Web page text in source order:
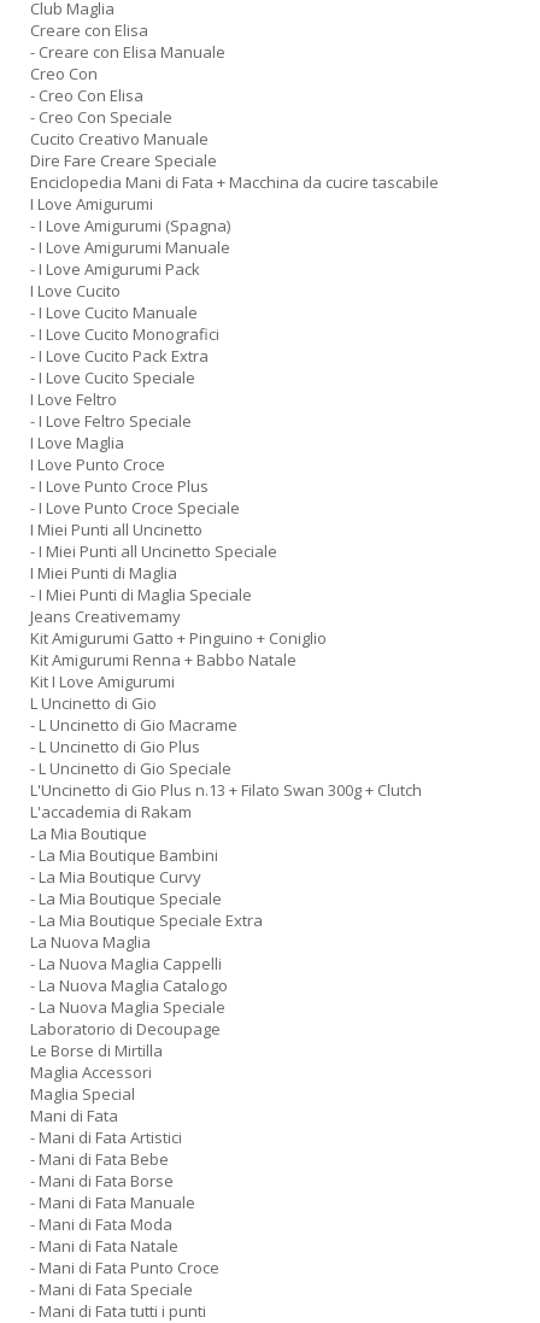
Club Maglia
Creare con Elisa
- Creare con Elisa Manuale
Creo Con
- Creo Con Elisa
- Creo Con Speciale
Cucito Creativo Manuale
Dire Fare Creare Speciale
Enciclopedia Mani di Fata + Macchina da cucire tascabile
I Love Amigurumi
- I Love Amigurumi (Spagna)
- I Love Amigurumi Manuale
- I Love Amigurumi Pack
I Love Cucito
- I Love Cucito Manuale
- I Love Cucito Monografici
- I Love Cucito Pack Extra
- I Love Cucito Speciale
I Love Feltro
- I Love Feltro Speciale
I Love Maglia
I Love Punto Croce
- I Love Punto Croce Plus
- I Love Punto Croce Speciale
I Miei Punti all Uncinetto
- I Miei Punti all Uncinetto Speciale
I Miei Punti di Maglia
- I Miei Punti di Maglia Speciale
Jeans Creativemamy
Kit Amigurumi Gatto + Pinguino + Coniglio
Kit Amigurumi Renna + Babbo Natale
Kit I Love Amigurumi
L Uncinetto di Gio
- L Uncinetto di Gio Macrame
- L Uncinetto di Gio Plus
- L Uncinetto di Gio Speciale
L'Uncinetto di Gio Plus n.13 + Filato Swan 300g + Clutch
L'accademia di Rakam
La Mia Boutique
- La Mia Boutique Bambini
- La Mia Boutique Curvy
- La Mia Boutique Speciale
- La Mia Boutique Speciale Extra
La Nuova Maglia
- La Nuova Maglia Cappelli
- La Nuova Maglia Catalogo
- La Nuova Maglia Speciale
Laboratorio di Decoupage
Le Borse di Mirtilla
Maglia Accessori
Maglia Special
Mani di Fata
- Mani di Fata Artistici
- Mani di Fata Bebe
- Mani di Fata Borse
- Mani di Fata Manuale
- Mani di Fata Moda
- Mani di Fata Natale
- Mani di Fata Punto Croce
- Mani di Fata Speciale
- Mani di Fata tutti i punti